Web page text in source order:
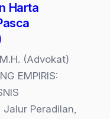
Harta
(Advokat)
EMPIRIS:
Jalur Peradilan,